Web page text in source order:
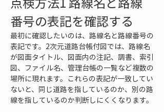
番号の表記を確認する
最初に確認したいのは、路線名と路線番号の
表記です。2次元道路台帳付図では、路線名
が図面タイトル、図面内の注記、調書、索引
図、ファイル名、管理台帳の一覧など複数の
場所に現れます。これらの表記が一致してい
ないと、同じ道路を指しているのか、別の路
線を指しているのか判断しにくくなります。